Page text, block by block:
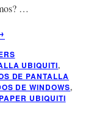
…
ACERCA
UBIQUITI,
DE PANTALLA
DE WINDOWS,
UBIQUITI